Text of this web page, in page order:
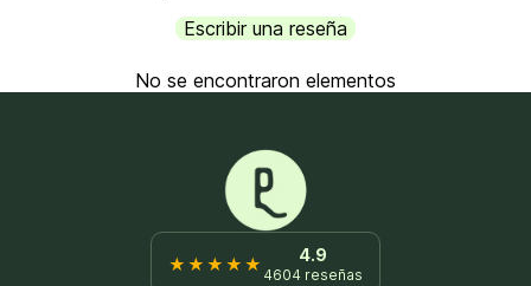
Escribir una reseña
No se encontraron elementos
★★★★★ 4.9
4604 reseñas